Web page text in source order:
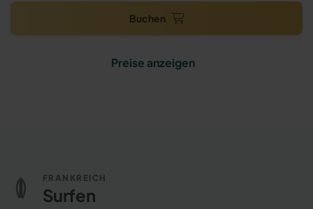
Buchen
Preise anzeigen
FRANKREICH
Surfen